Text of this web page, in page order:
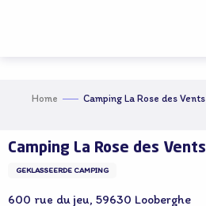
Home Camping La Rose des Vents
Camping La Rose des Vents
GEKLASSEERDE CAMPING
600 rue du jeu, 59630 Looberghe